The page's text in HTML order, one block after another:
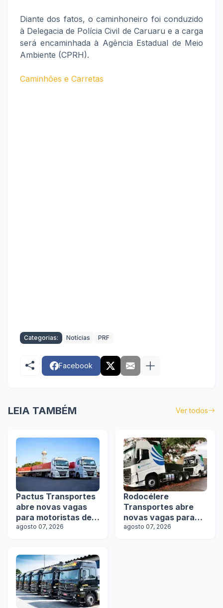
Diante dos fatos, o caminhoneiro foi conduzido
à Delegacia de Polícia Civil de Caruaru e a carga
será encaminhada à Agência Estadual de Meio
Ambiente (CPRH).
Caminhões e Carretas
Categorias: Notícias PRF
Facebook
LEIA TAMBÉM Ver todos
Pactus Transportes
abre novas vagas
para motoristas de
rodotrens
agosto 07, 2026
Rodocélere
Transportes abre
novas vagas para
motoristas
agosto 07, 2026